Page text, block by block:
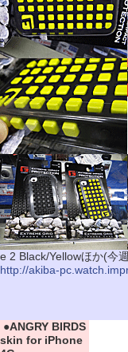
e 2 Black/Yellowほか(今
http://akiba-
●ANGRY BIRDS
skin for iPhone